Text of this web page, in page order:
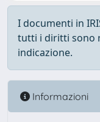
I documenti in
tutti i diritti sono
indicazione.
Informazioni